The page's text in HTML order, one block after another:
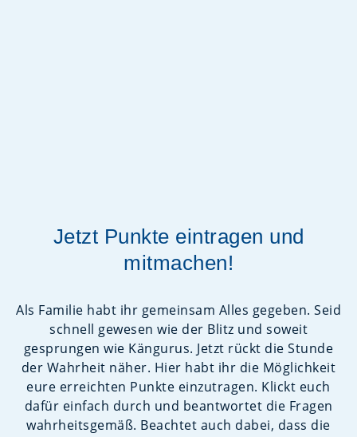
Jetzt Punkte eintragen und
mitmachen!
Als Familie habt ihr gemeinsam Alles gegeben. Seid
schnell gewesen wie der Blitz und soweit
gesprungen wie Kängurus. Jetzt rückt die Stunde
der Wahrheit näher. Hier habt ihr die Möglichkeit
eure erreichten Punkte einzutragen. Klickt euch
dafür einfach durch und beantwortet die Fragen
wahrheitsgemäß. Beachtet auch dabei, dass die